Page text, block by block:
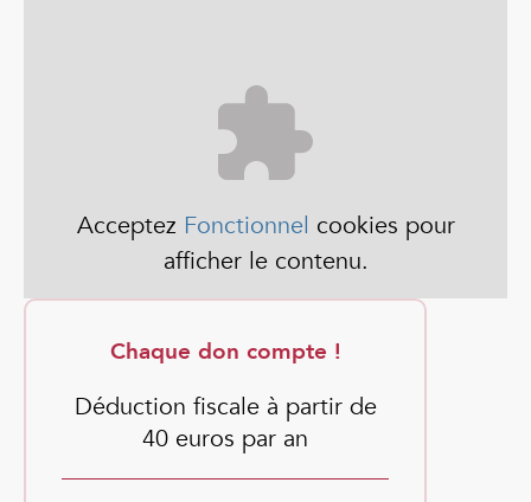
Acceptez Fonctionnel cookies pour
afficher le contenu.
Chaque don compte !
Déduction fiscale à partir de
40 euros par an